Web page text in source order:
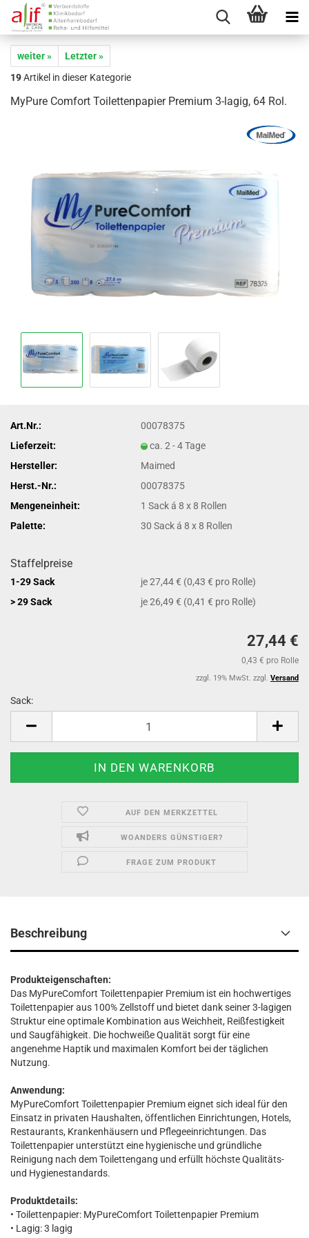
weiter »
Letzter »
19Artikel in dieser Kategorie
MyPure Comfort Toilettenpapier Premium 3-lagig, 64 Rol.
Art.Nr.:
00078375
Lieferzeit:
ca. 2 - 4 Tage
Hersteller:
Maimed
Herst.-Nr.:
00078375
Mengeneinheit:
1 Sack á 8 x 8 Rollen
Palette:
30 Sack á 8 x 8 Rollen
Staffelpreise
1-29 Sack
je 27,44 € (0,43 € pro Rolle)
> 29 Sack
je 26,49 € (0,41 € pro Rolle)
27,44 €
0,43 € pro Rolle
zzgl. 19% MwSt. zzgl. Versand
Sack:
AUF DEN MERKZETTEL
WOANDERS GÜNSTIGER?
FRAGE ZUM PRODUKT
Beschreibung
Produkteigenschaften:
Das MyPureComfort Toilettenpapier Premium ist ein hochwertiges
Toilettenpapier aus 100% Zellstoff und bietet dank seiner 3-lagigen
Struktur eine optimale Kombination aus Weichheit, Reißfestigkeit
und Saugfähigkeit. Die hochweiße Qualität sorgt für eine
angenehme Haptik und maximalen Komfort bei der täglichen
Nutzung.
Anwendung:
MyPureComfort Toilettenpapier Premium eignet sich ideal für den
Einsatz in privaten Haushalten, öffentlichen Einrichtungen, Hotels,
Restaurants, Krankenhäusern und Pflegeeinrichtungen. Das
Toilettenpapier unterstützt eine hygienische und gründliche
Reinigung nach dem Toilettengang und erfüllt höchste Qualitäts-
und Hygienestandards.
Produktdetails:
• Toilettenpapier: MyPureComfort Toilettenpapier Premium
• Lagig: 3 lagig